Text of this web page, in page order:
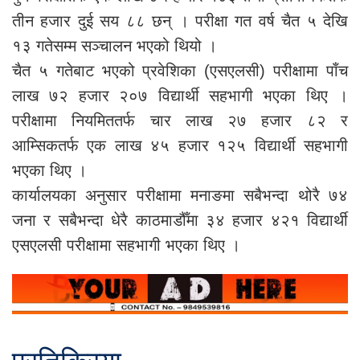
तीन हजार दुई सय ८८ छन् । परीक्षा गत वर्ष चैत ५ देखि
१३ गतेसम्म सञ्चालन भएको थियो ।
चैत ५ गतेबाट भएको प्रवेशिका (एसएलसी) परीक्षामा पाँच
लाख ७२ हजार २०७ विद्यार्थी सहभागी भएका थिए ।
परीक्षामा नियमिततर्फ चार लाख २७ हजार ८२ र
आम्सिकतर्फ एक लाख ४५ हजार १२५ विद्यार्थी सहभागी
भएका थिए ।
कार्यालयका अनुसार परीक्षामा मनाङमा सबैभन्दा थोरै ७४
जना र सबैभन्दा धेरै काठमाडौँमा ३४ हजार ४२१ विद्यार्थी
एसएलसी परीक्षामा सहभागी भएका थिए ।